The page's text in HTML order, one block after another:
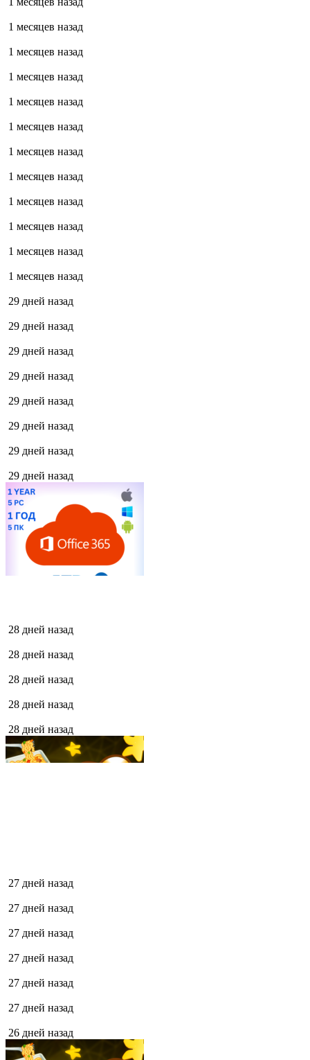
1 месяцев назад
1 месяцев назад
1 месяцев назад
1 месяцев назад
1 месяцев назад
1 месяцев назад
1 месяцев назад
1 месяцев назад
1 месяцев назад
1 месяцев назад
1 месяцев назад
29 дней назад
29 дней назад
29 дней назад
29 дней назад
29 дней назад
29 дней назад
29 дней назад
29 дней назад
28 дней назад
28 дней назад
28 дней назад
28 дней назад
28 дней назад
27 дней назад
27 дней назад
27 дней назад
27 дней назад
27 дней назад
27 дней назад
26 дней назад